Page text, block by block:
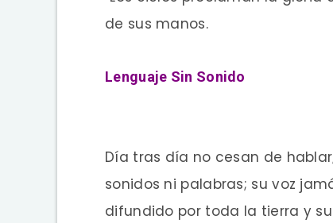
de sus manos.
Lenguaje Sin Sonido
Día tras día no cesan de
sonidos ni palabras; su voz
difundido por toda la tierra y